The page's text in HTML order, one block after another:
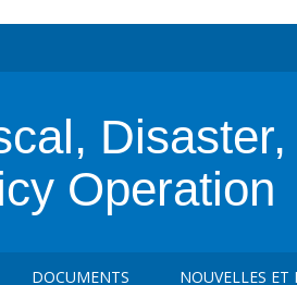
Operation
DOCUMENTS NOUVELLES ET